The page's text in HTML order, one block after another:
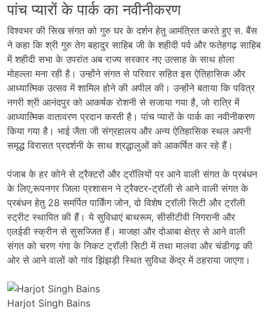
पांच प्यारों के पार्क का नवीनीकरण
विश्वभर की सिख संगत को गुरु घर के दर्शन हेतु आमंत्रित करते हुए स. बैंस
ने कहा कि श्री गुरु तेग बहादुर साहिब जी के शहीदी पर्व और फतेहगढ़ साहिब
में शहीदी सभा के उपरांत अब राज्य सरकार नए उत्साह के साथ होला
मोहल्ला मना रही है। उन्होंने संगत से परिवार सहित इस ऐतिहासिक और
आध्यात्मिक उत्सव में शामिल होने की अपील की। उन्होंने बताया कि पवित्र
नगरी श्री आनंदपुर को आकर्षक रोशनी से सजाया गया है, जो रात्रि में
आध्यात्मिक वातावरण प्रदान करती है। पांच प्यारों के पार्क का नवीनीकरण
किया गया है। भाई जैता जी संग्रहालय और अन्य ऐतिहासिक स्थल अपनी
समृद्ध विरासत प्रदर्शनी के साथ श्रद्धालुओं को आकर्षित कर रहे हैं।
पंजाब के हर कोने से ट्रैक्टरों और ट्रॉलियों पर आने वाली संगत के प्रबंधन
के लिए,रूपनगर जिला प्रशासन ने ट्रैक्टर-ट्रॉली से आने वाली संगत के
प्रबंधन हेतु 28 समर्पित पार्किंग जोन, दो विशेष ट्रॉली सिटी और ट्रॉली
स्ट्रीट स्थापित की हैं। ये सुविधाएं बाथरूम, सीसीटीवी निगरानी और
एलईडी स्क्रीन से सुसज्जित हैं। माजहा और दोआबा क्षेत्र से आने वाली
संगत को चरण गंगा के निकट ट्रॉली सिटी में तथा मालवा और चंडीगढ़ की
ओर से आने वालों को गांव झिंझड़ी स्थित सुविधा केंद्र में ठहराया जाएगा।
Harjot Singh Bains